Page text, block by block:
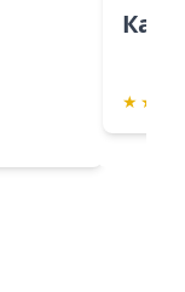
★ ★